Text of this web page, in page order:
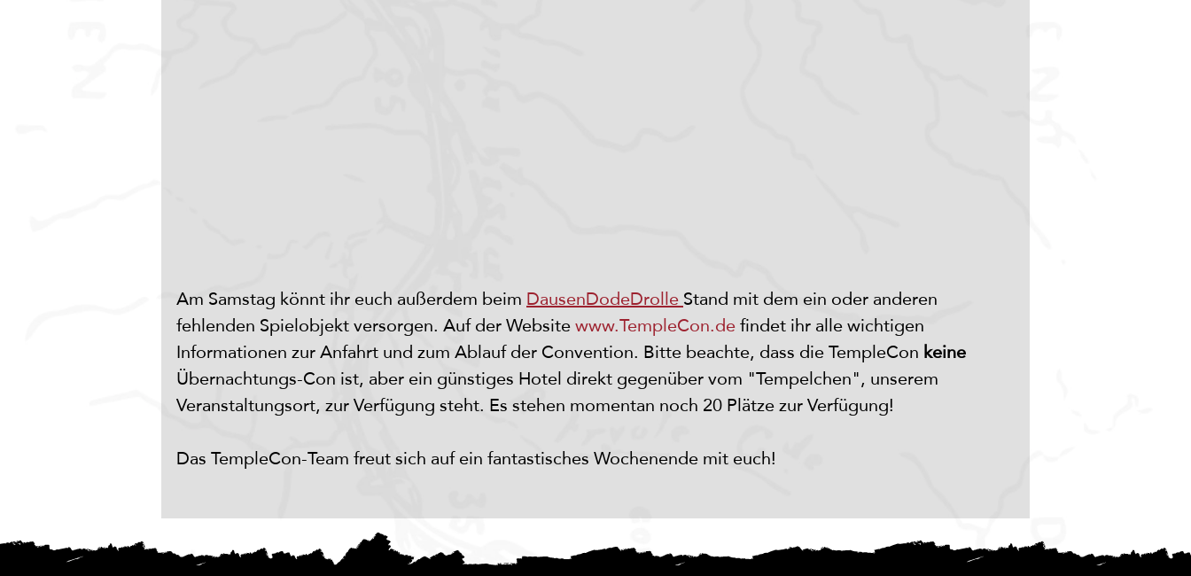
Am Samstag könnt ihr euch außerdem beim DausenDodeDrolle Stand mit dem ein oder anderen
fehlenden Spielobjekt versorgen. Auf der Website www.TempleCon.de findet ihr alle wichtigen
Informationen zur Anfahrt und zum Ablauf der Convention. Bitte beachte, dass die TempleCon keine
Übernachtungs-Con ist, aber ein günstiges Hotel direkt gegenüber vom "Tempelchen", unserem
Veranstaltungsort, zur Verfügung steht. Es stehen momentan noch 20 Plätze zur Verfügung!
Das TempleCon-Team freut sich auf ein fantastisches Wochenende mit euch!